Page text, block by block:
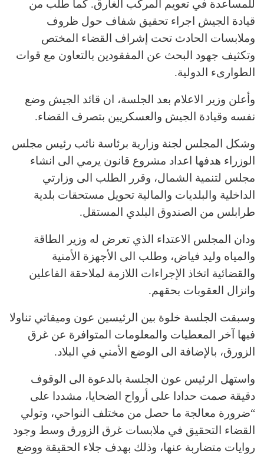
للمساعدة في تعويم المركب الغارق. كما طلب من
قيادة الجيش اجراء تحقيق شفاف حول ظروف
وملابسات الحادث تحت إشراف القضاء المختص
وتكثيف جهود البحث عن المفقودين بالتعاون مع قوات
الطوارىء الدولية.
وأعلن وزير الاعلام بعد الجلسة، ان قائد الجيش وضع
نفسه وقيادة الجيش والعسكريين بتصرف القضاء.
وشكل المجلس لجنة وزارية برئاسة نائب رئيس مجلس
الوزراء هدفها اعداد مشروع قانون يرمي الى انشاء
مجلس لتنمية الشمال، وقرر الطلب الى وزارتي
الداخلية والبلديات والمالية تحويل مستحقات بلدية
طرابلس من الصندوق البلدي المستقل.
ودان المجلس الاعتداء الذي تعرض له وزير الطاقة
والمياه وليد فياض، وطلب الى الأجهزة الأمنية
والقضائية اتخاذ الإجراءات اللازمة لملاحقة الفاعلين
وانزال العقوبات بحقهم.
وسبقت الجلسة خلوة بين الرئيسين عون وميقاتي تناولا
فيها آخر المعطيات والمعلومات المتوافرة عن غرق
الزورق، بالإضافة الى الوضع الأمني في البلاد.
واستهل الرئيس عون الجلسة بالدعوة الى الوقوف
دقيقة صمت حدادا على أرواح الضحايا، مشددا على
“ضرورة معالجة ما حصل من مختلف النواحي، وتولي
القضاء التحقيق في ملابسات غرق الزورق وسط وجود
روايات متضاربة عنها، وذلك بهدف جلاء الحقيقة ووضع